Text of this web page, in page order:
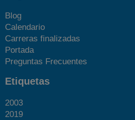
Blog
Calendario
Carreras finalizadas
Portada
Preguntas Frecuentes
Etiquetas
2003
2019